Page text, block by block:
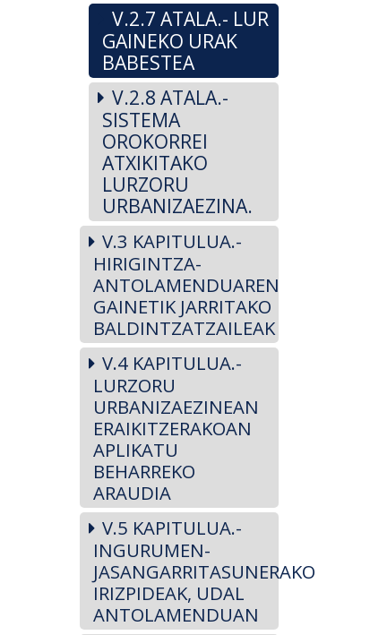
V.2.7 ATALA.- LUR
GAINEKO URAK
BABESTEA
V.2.8 ATALA.-
SISTEMA
OROKORREI
ATXIKITAKO
LURZORU
URBANIZAEZINA.
V.3 KAPITULUA.-
HIRIGINTZA-
ANTOLAMENDUAREN
GAINETIK JARRITAKO
BALDINTZATZAILEAK
V.4 KAPITULUA.-
LURZORU
URBANIZAEZINEAN
ERAIKITZERAKOAN
APLIKATU
BEHARREKO
ARAUDIA
V.5 KAPITULUA.-
INGURUMEN-
JASANGARRITASUNERAKO
IRIZPIDEAK, UDAL
ANTOLAMENDUAN